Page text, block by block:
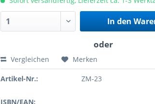
In den
Vergleichen Merken
Artikel-Nr.: ZM-23
ISBN/EAN: